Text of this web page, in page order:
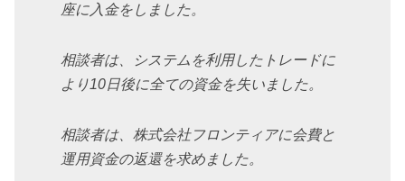
座に入金をしました。
相談者は、システムを利用したトレードに
より10日後に全ての資金を失いました。
相談者は、株式会社フロンティアに会費と
運用資金の返還を求めました。